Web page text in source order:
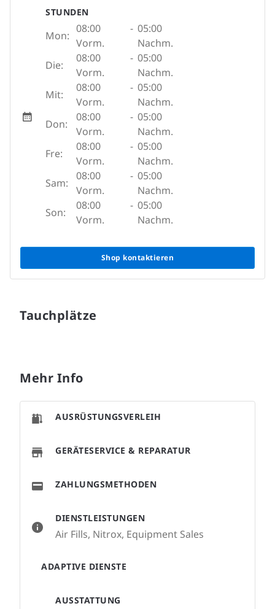
STUNDEN
Mon:
08:00
Vorm.
- 05:00
Nachm.
Die:
08:00
Vorm.
- 05:00
Nachm.
Mit:
08:00
Vorm.
- 05:00
Nachm.
Don:
08:00
Vorm.
- 05:00
Nachm.
Fre:
08:00
Vorm.
- 05:00
Nachm.
Sam:
08:00
Vorm.
- 05:00
Nachm.
Son:
08:00
Vorm.
- 05:00
Nachm.
Shop kontaktieren
Tauchplätze
Mehr Info
DIENSTLEISTUNGEN
Air Fills, Nitrox, Equipment Sales
ADAPTIVE DIENSTE
AUSSTATTUNG
AUSRÜSTUNGSVERLEIH
GERÄTESERVICE & REPARATUR
ZAHLUNGSMETHODEN